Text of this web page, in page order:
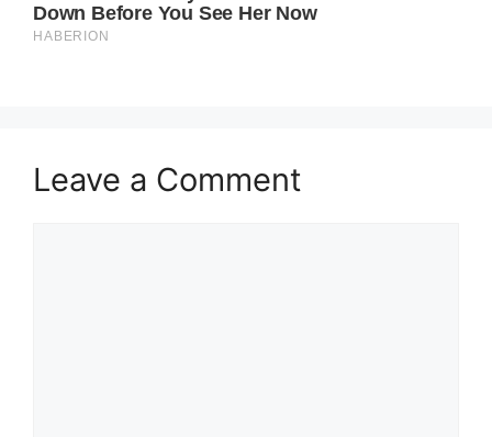
Leave a Comment